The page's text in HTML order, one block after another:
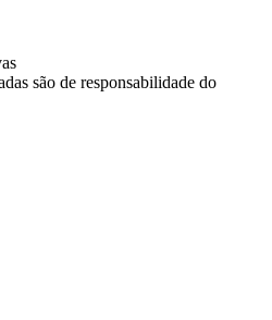
são de responsabilidade do